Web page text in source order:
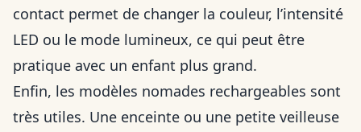
contact permet de changer la couleur, l’intensité
LED ou le mode lumineux, ce qui peut être
pratique avec un enfant plus grand.
Enfin, les modèles nomades rechargeables sont
très utiles. Une enceinte ou une petite veilleuse